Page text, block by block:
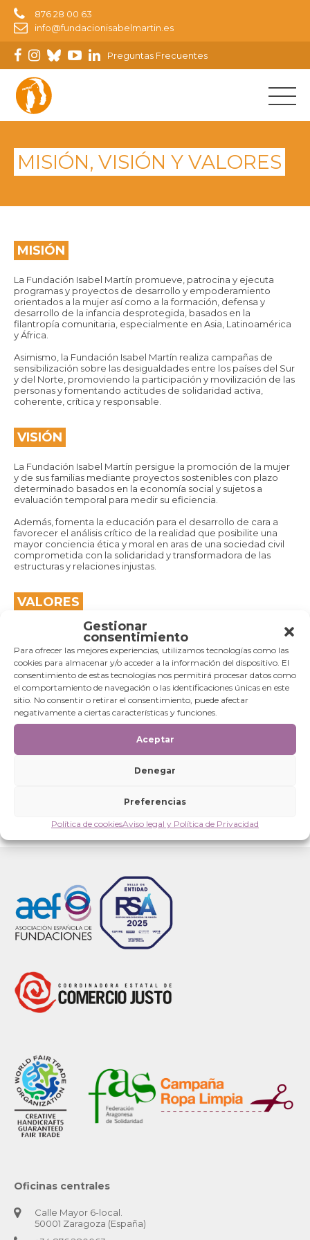
Gestionar
consentimiento
Para ofrecer las mejores experiencias, utilizamos tecnologías como las
cookies para almacenar y/o acceder a la información del dispositivo. El
consentimiento de estas tecnologías nos permitirá procesar datos como
el comportamiento de navegación o las identificaciones únicas en este
sitio. No consentir o retirar el consentimiento, puede afectar
negativamente a ciertas características y funciones.
Aceptar
Denegar
Preferencias
Política de cookiesAviso legal y Política de Privacidad
876 28 00 63
info@fundacionisabelmartin.es
Preguntas Frecuentes
Donar
MISIÓN, VISIÓN Y VALORES
MISIÓN
La Fundación Isabel Martín promueve, patrocina y ejecuta
programas y proyectos de desarrollo y empoderamiento
orientados a la mujer así como a la formación, defensa y
desarrollo de la infancia desprotegida, basados en la
filantropía comunitaria, especialmente en Asia, Latinoamérica
y África.
Asimismo, la Fundación Isabel Martín realiza campañas de
sensibilización sobre las desigualdades entre los países del Sur
y del Norte, promoviendo la participación y movilización de las
personas y fomentando actitudes de solidaridad activa,
coherente, crítica y responsable.
VISIÓN
La Fundación Isabel Martín persigue la promoción de la mujer
y de sus familias mediante proyectos sostenibles con plazo
determinado basados en la economía social y sujetos a
evaluación temporal para medir su eficiencia.
Además, fomenta la educación para el desarrollo de cara a
favorecer el análisis crítico de la realidad que posibilite una
mayor conciencia ética y moral en aras de una sociedad civil
comprometida con la solidaridad y transformadora de las
estructuras y relaciones injustas.
VALORES
Compromiso con las mujeres
Filantropía comunitaria
Independencia
Sostenibilidad
Sensibilización social
Oficinas centrales
Calle Mayor 6-local.
50001 Zaragoza (España)